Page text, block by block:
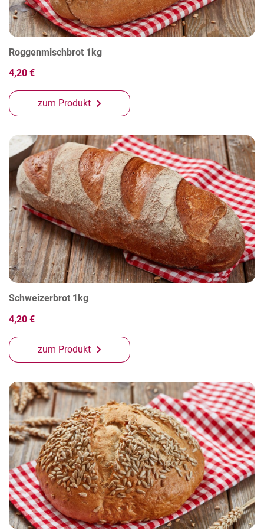
Roggenmischbrot 1kg
4,20 €
zum Produkt
Schweizerbrot 1kg
4,20 €
zum Produkt